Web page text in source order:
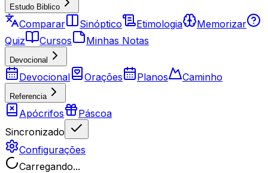
Estudo Biblico
Comparar Sinóptico Etimologia
Memorizar
Quiz
Cursos Minhas Notas
Devocional
Devocional Orações Planos Caminho
Referencia
Apócrifos
Páscoa
Sincronizado
Configurações
Carregando...